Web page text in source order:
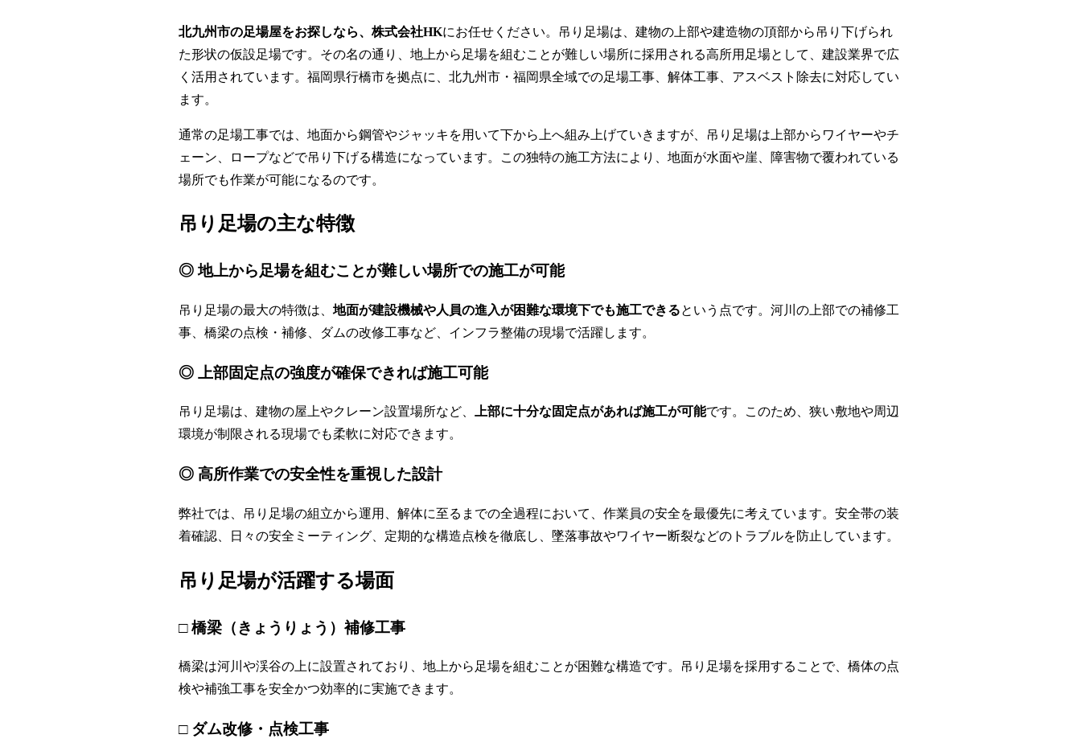
北九州市の足場屋をお探しなら、株式会社HKにお任せください。吊り足場は、建物の上部や建造物の頂部から吊り下げられ
た形状の仮設足場です。その名の通り、地上から足場を組むことが難しい場所に採用される高所用足場として、建設業界で広
く活用されています。福岡県行橋市を拠点に、北九州市・福岡県全域での足場工事、解体工事、アスベスト除去に対応してい
ます。
通常の足場工事では、地面から鋼管やジャッキを用いて下から上へ組み上げていきますが、吊り足場は上部からワイヤーやチ
ェーン、ロープなどで吊り下げる構造になっています。この独特の施工方法により、地面が水面や崖、障害物で覆われている
場所でも作業が可能になるのです。
吊り足場の主な特徴
◎ 地上から足場を組むことが難しい場所での施工が可能
吊り足場の最大の特徴は、 地面が建設機械や人員の進入が困難な環境下でも施工できるという点です。河川の上部での補修工
事、橋梁の点検・補修、ダムの改修工事など、インフラ整備の現場で活躍します。
◎ 上部固定点の強度が確保できれば施工可能
吊り足場は、建物の屋上やクレーン設置場所など、 上部に十分な固定点があれば施工が可能です。このため、狭い敷地や周辺
環境が制限される現場でも柔軟に対応できます。
◎ 高所作業での安全性を重視した設計
弊社では、吊り足場の組立から運用、解体に至るまでの全過程において、作業員の安全を最優先に考えています。安全帯の装
着確認、日々の安全ミーティング、定期的な構造点検を徹底し、墜落事故やワイヤー断裂などのトラブルを防止しています。
吊り足場が活躍する場面
□ 橋梁（きょうりょう）補修工事
橋梁は河川や渓谷の上に設置されており、地上から足場を組むことが困難な構造です。吊り足場を採用することで、橋体の点
検や補強工事を安全かつ効率的に実施できます。
□ ダム改修・点検工事